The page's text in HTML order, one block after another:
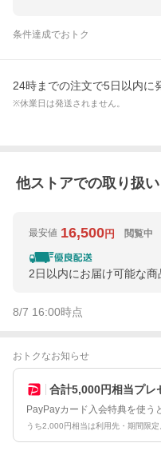
条件達成でおトク
24時までの注文で5日以内に
※休業日は発送されません。
他ストアでの取り扱
最安値 16,500円 閲覧中
2日以内にお届け可能な商
8/7 16:00時点
おトクなお知らせ
合計5,000円相当プレ
PayPayカード入会特典を使う
うち2,000円相当は利用先・期間限定